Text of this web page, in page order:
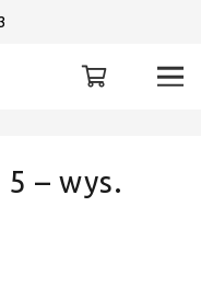
– wys.